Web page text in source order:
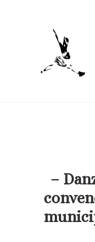
CIA. NÓMADA
PROYECTOS
–